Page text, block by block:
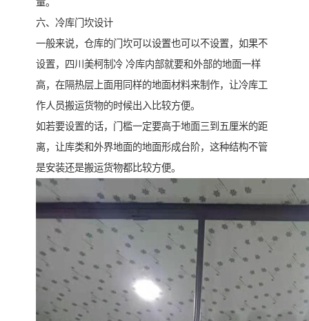
量。
六、冷库门坎设计
一般来说，仓库的门坎可以设置也可以不设置，如果不
设置，四川美柯制冷 冷库内部就要和外部的地面一样
高，在隔热层上面用同样的地面材料来制作，让冷库工
作人员搬运货物的时候出入比较方便。
如若要设置的话，门槛一定要高于地面三到五厘米的距
离，让库类和外界地面的地面形成台阶，这种结构不管
是安装还是搬运货物都比较方便。